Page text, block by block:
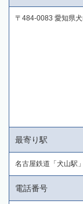
〒484-0083 愛知県
最寄り駅
名古屋鉄道「犬山駅
電話番号